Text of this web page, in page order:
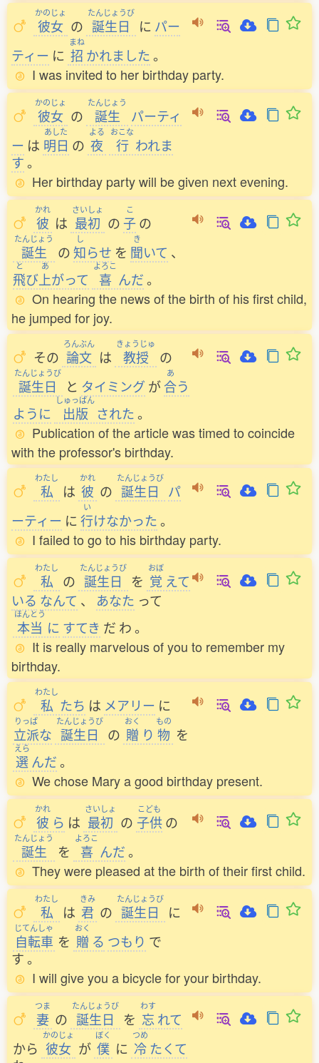
かのじょ
彼女 の
たんじょうび
誕生日 に パー
ティー に
まね
招 かれました。
I was invited to her birthday party.
かのじょ
彼女 の
たんじょう
誕生
パーティ
ー は
あした
明日 の
よる
夜
おこな
行 われま
す。
Her birthday party will be given next evening.
かれ
彼 は
さいしょ
最初 の
こ
子の
たんじょう
誕生 の
し
知らせ を
き
聞いて 、
と
飛び
あ
上がって
よろこ
喜 んだ。
On hearing the news of the birth of his first child,
he jumped for joy.
その
ろんぶん
論文 は
きょうじゅ
教授 の
たんじょうび
誕生日 と タイミング が
あ
合う
ように
しゅっぱん
出版 された。
Publication of the article was timed to coincide
with the professor's birthday.
わたし
私 は
かれ
彼 の
たんじょうび
誕生日
パ
ーティー に
い
行けなかった。
I failed to go to his birthday party.
わたし
私 の
たんじょうび
誕生日 を
おぼ
覚 えて
いる なんて 、 あなた って
ほんとう
本当 に すてき だ わ。
It is really marvelous of you to remember my
birthday.
わたし
私 たち は メアリー に
りっぱ
立派な
たんじょうび
誕生日 の
おく
贈 り
もの
物 を
えら
選んだ。
We chose Mary a good birthday present.
かれ
彼 ら は
さいしょ
最初 の
こども
子供 の
たんじょう
誕生 を
よろこ
喜 んだ。
They were pleased at the birth of their first child.
わたし
私 は
きみ
君 の
たんじょうび
誕生日 に
じてんしゃ
自転車 を
おく
贈 る つもり で
す。
I will give you a bicycle for your birthday.
つま
妻 の
たんじょうび
誕生日 を
わす
忘れて
から
かのじょ
彼女 が
ぼく
僕 に
つめ
冷たくて